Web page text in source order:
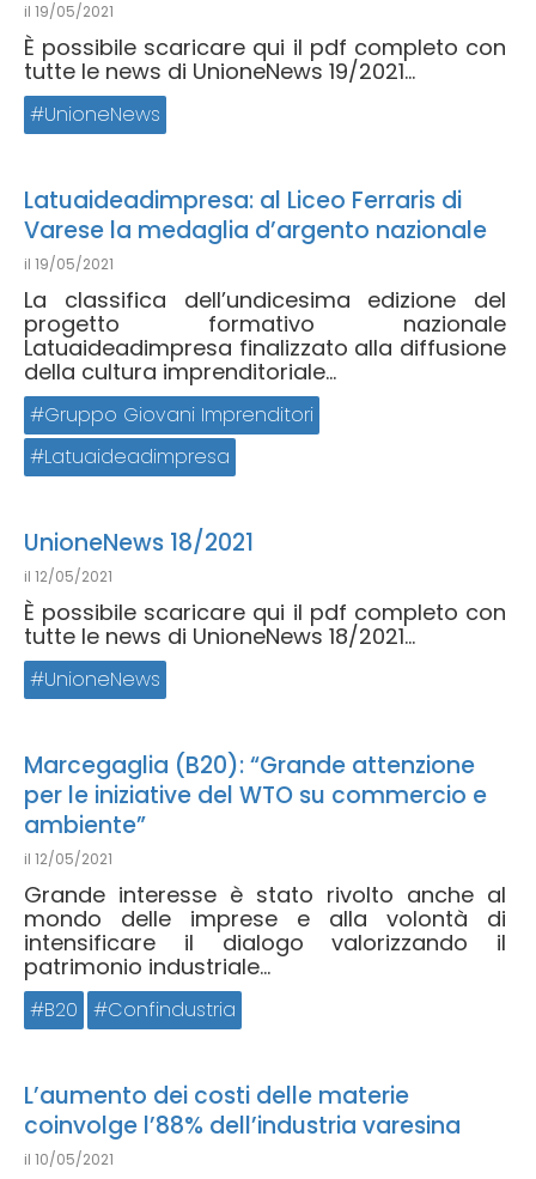
il 19/05/2021
È possibile scaricare qui il pdf completo con
tutte le news di UnioneNews 19/2021...
UnioneNews
Latuaideadimpresa: al Liceo Ferraris di
Varese la medaglia d’argento nazionale
il 19/05/2021
La classifica dell’undicesima edizione del
progetto formativo nazionale
Latuaideadimpresa finalizzato alla diffusione
della cultura imprenditoriale...
Gruppo Giovani Imprenditori
Latuaideadimpresa
UnioneNews 18/2021
il 12/05/2021
È possibile scaricare qui il pdf completo con
tutte le news di UnioneNews 18/2021...
UnioneNews
Marcegaglia (B20): “Grande attenzione
per le iniziative del WTO su commercio e
ambiente”
il 12/05/2021
Grande interesse è stato rivolto anche al
mondo delle imprese e alla volontà di
intensificare il dialogo valorizzando il
patrimonio industriale...
B20 Confindustria
L’aumento dei costi delle materie
coinvolge l’88% dell’industria varesina
il 10/05/2021